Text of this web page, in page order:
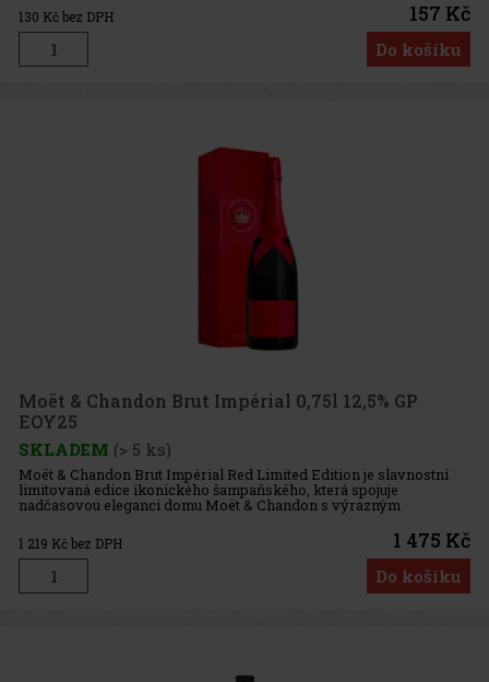
130 Kč bez DPH 157 Kč
Do košíku
Moët & Chandon Brut Impérial 0,75l 12,5% GP
EOY25
SKLADEM (> 5 ks)
Moët & Chandon Brut Impérial Red Limited Edition je slavnostní
limitovaná edice ikonického šampaňského, která spojuje
nadčasovou eleganci domu Moët & Chandon s výrazným
červeným designem lahve. Působí svůdně, velkoryse a živě –
ideální volba
1 219 Kč bez DPH 1 475 Kč
Do košíku